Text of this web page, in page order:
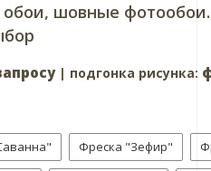
шовные
| подгонка рисунка:
Фреска "Зефир"